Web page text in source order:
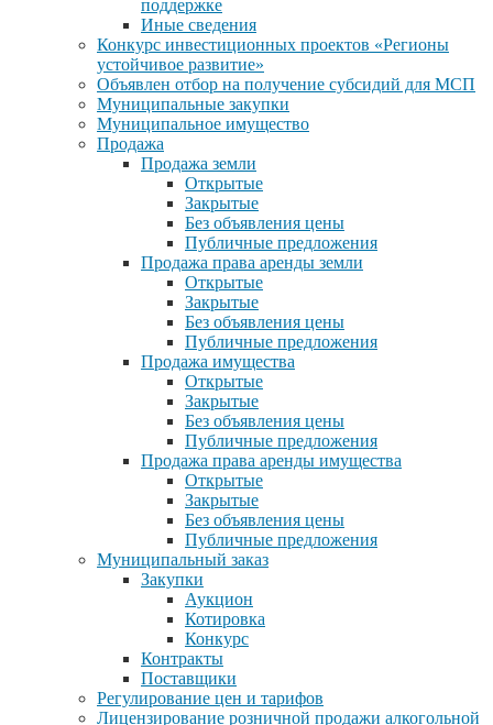
поддержке
Иные сведения
Конкурс инвестиционных проектов «Регионы
устойчивое развитие»
Объявлен отбор на получение субсидий для МСП
Муниципальные закупки
Муниципальное имущество
Продажа
Продажа земли
Открытые
Закрытые
Без объявления цены
Публичные предложения
Продажа права аренды земли
Открытые
Закрытые
Без объявления цены
Публичные предложения
Продажа имущества
Открытые
Закрытые
Без объявления цены
Публичные предложения
Продажа права аренды имущества
Открытые
Закрытые
Без объявления цены
Публичные предложения
Муниципальный заказ
Закупки
Аукцион
Котировка
Конкурс
Контракты
Поставщики
Регулирование цен и тарифов
Лицензирование розничной продажи алкогольной